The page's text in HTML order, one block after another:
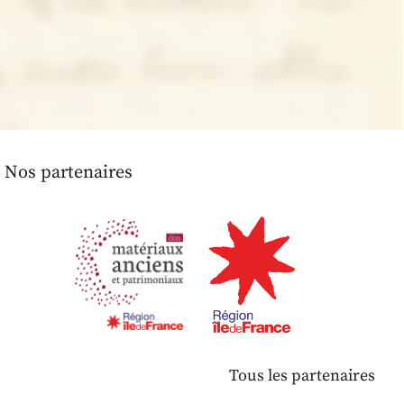
Nos partenaires
Tous les partenaires